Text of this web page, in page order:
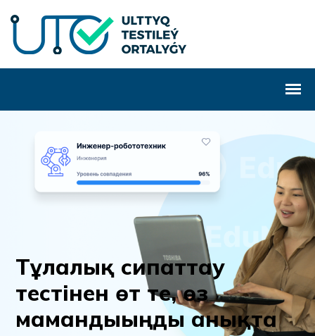
Тұлалық сипаттау
тестінен өт те, өз
мамандыыңды анықта